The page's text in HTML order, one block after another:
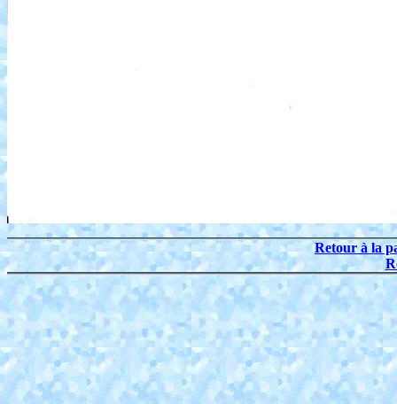
Retour à la